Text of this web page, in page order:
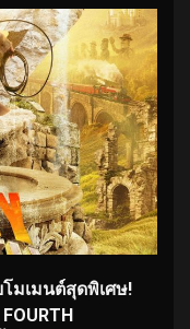
โมเมนต์สุดพิเศษ!